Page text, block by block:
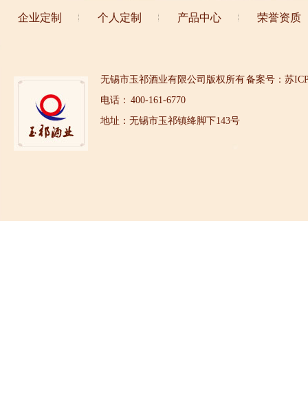
企业定制 个人定制 产品中心 荣誉资质
无锡市玉祁酒业有限公司版权所有备案号：苏
电话： 400-161-6770
地址：无锡市玉祁镇绛脚下143号